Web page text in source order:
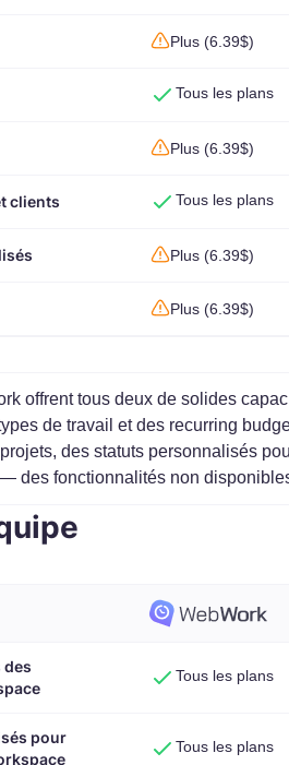
Plus (6.39$)
Tous les plans
Plus (6.39$)
clients Tous les plans
Plus (6.39$)
Plus (6.39$)
offrent tous deux de solides
de travail et des recurring
des statuts personnalisés
des fonctionnalités non
Tous les plans
pour
Tous les plans